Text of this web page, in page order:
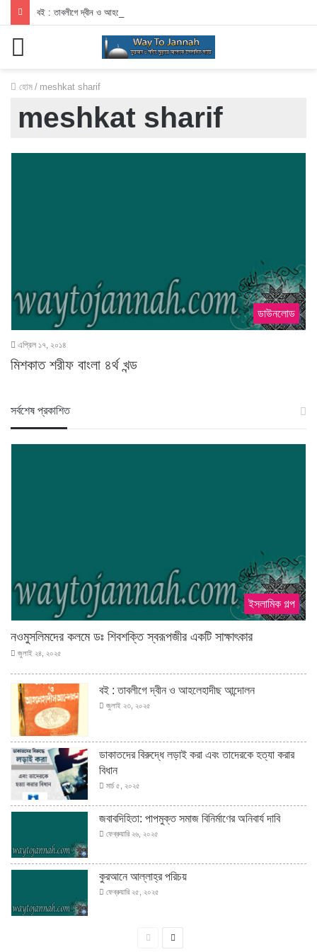
বই : তাবলীগে দ্বীন ও আহলেহাদীছ আন্দোলন
হোম / meshkat sharif
meshkat sharif
ডাউনলোড
এপ্রিল ১৭, ২০১৪
মিশকাত শরীফ বাংলা ৪র্থ খন্ড
স‍র্বশেষ প্রকাশিত
ইসলামিক গল্প
নওমুসলিমদের কলমে ডঃ শিবশক্তি স্বরূপজীর একটি সাক্ষাৎকার
জুলাই ২৪, ২০২৫
বই : তাবলীগে দ্বীন ও আহলেহাদীছ আন্দোলন
জুলাই ২৩, ২০২৫
ডাকাতদের বিরুদ্ধে লড়াই করা এবং তাদেরকে হত্যা করার
বিধান
মার্চ ৫, ২০২৫
জবাবদিহিতা: পাপমুক্ত সমাজ বিনির্মাণের অনিবার্য দাবি
ফেব্রুয়ারি ২৬, ২০২৫
কুরআনে আল্লাহ্‌র পরিচয়
ফেব্রুয়ারি ২৫, ২০২৫
পূর্বের পরবর্তী